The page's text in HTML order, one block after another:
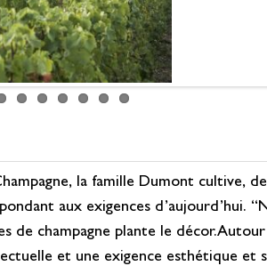
la famille Dumont cultive,
aux exigences d’aujourd’hui.
champagne plante le
et une exigence esthétique et